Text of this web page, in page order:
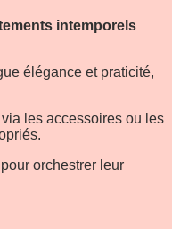
intemporels
élégance et praticité,
les accessoires ou les
pour orchestrer leur